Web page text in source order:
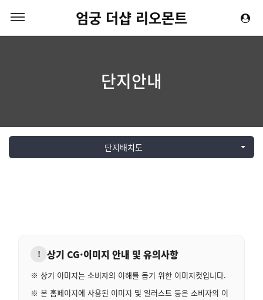
엄궁 더샵 리오몬트
단지안내
단지배치도
! 상기 CG·이미지 안내 및 유의사항
※ 상기 이미지는 소비자의 이해를 돕기 위한 이미지컷입니다.
※ 본 홈페이지에 사용된 이미지 및 일러스트 등은 소비자의 이